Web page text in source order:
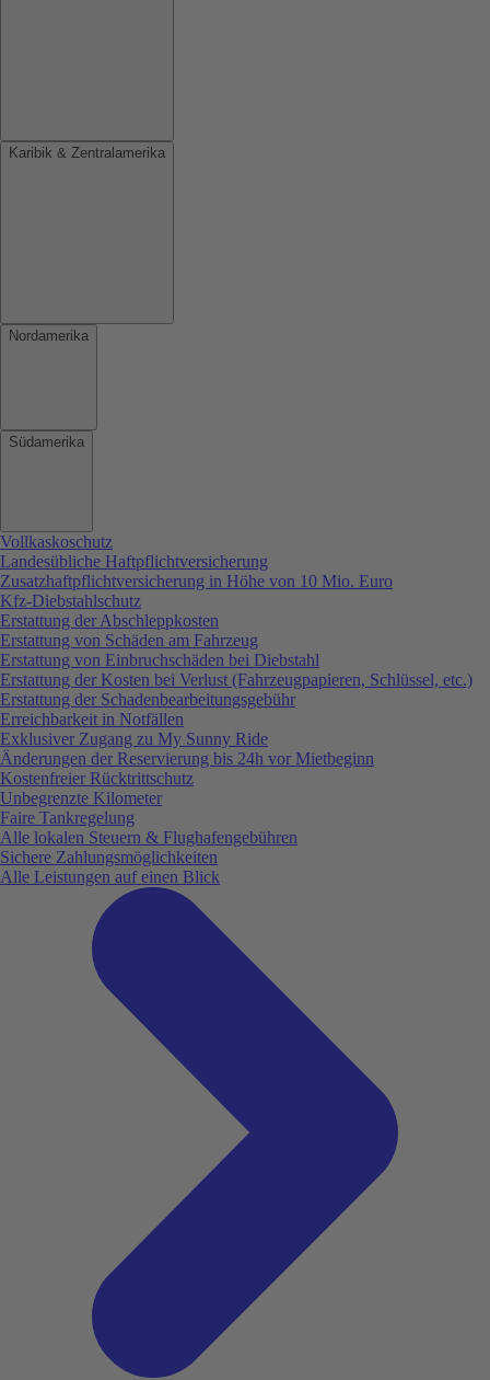
Karibik & Zentralamerika
Nordamerika
Südamerika
Vollkaskoschutz
Landesübliche Haftpflichtversicherung
Zusatzhaftpflichtversicherung in Höhe von 10 Mio. Euro
Kfz-Diebstahlschutz
Erstattung der Abschleppkosten
Erstattung von Schäden am Fahrzeug
Erstattung von Einbruchschäden bei Diebstahl
Erstattung der Kosten bei Verlust (Fahrzeugpapieren, Schlüssel, etc.)
Erstattung der Schadenbearbeitungsgebühr
Erreichbarkeit in Notfällen
Exklusiver Zugang zu My Sunny Ride
Änderungen der Reservierung bis 24h vor Mietbeginn
Kostenfreier Rücktrittschutz
Unbegrenzte Kilometer
Faire Tankregelung
Alle lokalen Steuern & Flughafengebühren
Sichere Zahlungsmöglichkeiten
Alle Leistungen auf einen Blick